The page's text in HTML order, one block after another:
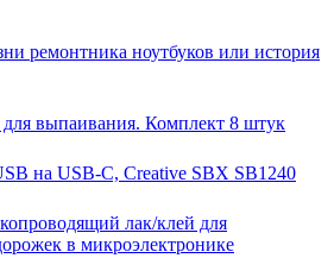
ремонтника ноутбуков или история
выпаивания. Комплект 8 штук
на USB-С, Creative SBX SB1240
лак/клей для
в микроэлектронике